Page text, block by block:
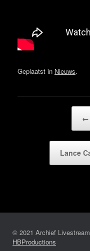
Geplaatst in Nieuws.
←
Lance
© 2021 Archief
HBProductions